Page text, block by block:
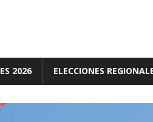
2026 ELECCIONES